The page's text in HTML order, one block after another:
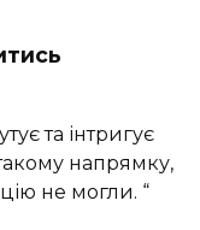
та інтригує
напрямку,
не могли. “